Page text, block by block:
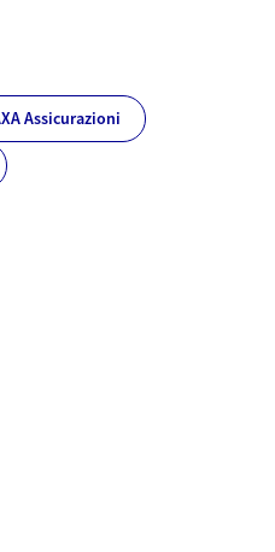
- Corporate
Assicurazioni